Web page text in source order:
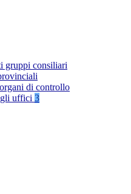
gruppi consiliari
di controllo
uffici 3